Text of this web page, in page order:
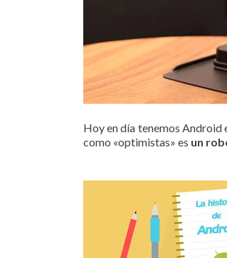
Hoy en día tenemos Android
como «optimistas» es un